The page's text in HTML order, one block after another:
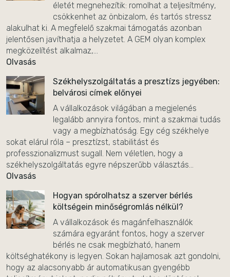
életét megnehezítik: romolhat a teljesítmény,
csökkenhet az önbizalom, és tartós stressz
alakulhat ki. A megfelelő szakmai támogatás azonban
jelentősen javíthatja a helyzetet. A GEM olyan komplex
megközelítést alkalmaz,...
Olvasás
Székhelyszolgáltatás a presztízs jegyében:
belvárosi címek előnyei
A vállalkozások világában a megjelenés
legalább annyira fontos, mint a szakmai tudás
vagy a megbízhatóság. Egy cég székhelye
sokat elárul róla – presztízst, stabilitást és
professzionalizmust sugall. Nem véletlen, hogy a
székhelyszolgáltatás egyre népszerűbb választás...
Olvasás
Hogyan spórolhatsz a szerver bérlés
költségein minőségromlás nélkül?
A vállalkozások és magánfelhasználók
számára egyaránt fontos, hogy a szerver
bérlés ne csak megbízható, hanem
költséghatékony is legyen. Sokan hajlamosak azt gondolni,
hogy az alacsonyabb ár automatikusan gyengébb